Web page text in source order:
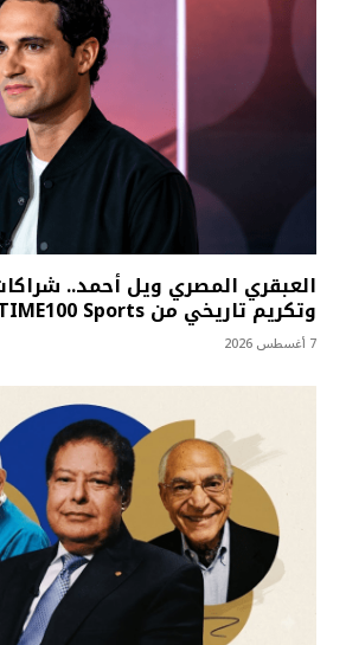
العبقري المصري ويل أحمد..
وتكريم تاريخي من TIME100 Sports
7 أغسطس 2026